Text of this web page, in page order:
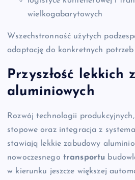
wielkogabarytowych
Wszechstronność użytych
adaptację do konkretnych
Przyszłość lekkich
aluminiowych
Rozwój technologii
stopowe oraz integracja z
stawiają lekkie zabudowy
nowoczesnego transportu
w kierunku jeszcze większej